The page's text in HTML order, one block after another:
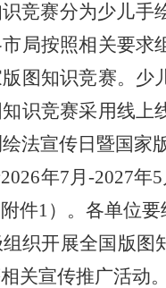
竞赛分为少儿手
局按照相关要
图知识竞赛。
识竞赛采用线
法宣传日暨国家
年7月-2027年
件1）。各单位
织开展全国版图
关宣传推广活动。